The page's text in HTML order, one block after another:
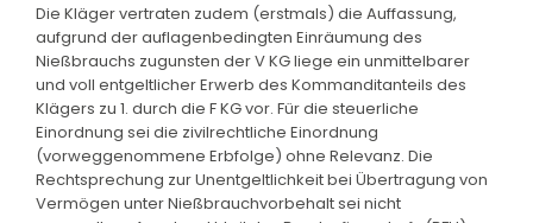
Die Kläger vertraten zudem (erstmals) die Auffassung,
aufgrund der auflagenbedingten Einräumung des
Nießbrauchs zugunsten der V KG liege ein unmittelbarer
und voll entgeltlicher Erwerb des Kommanditanteils des
Klägers zu 1. durch die F KG vor. Für die steuerliche
Einordnung sei die zivilrechtliche Einordnung
(vorweggenommene Erbfolge) ohne Relevanz. Die
Rechtsprechung zur Unentgeltlichkeit bei Übertragung von
Vermögen unter Nießbrauchvorbehalt sei nicht